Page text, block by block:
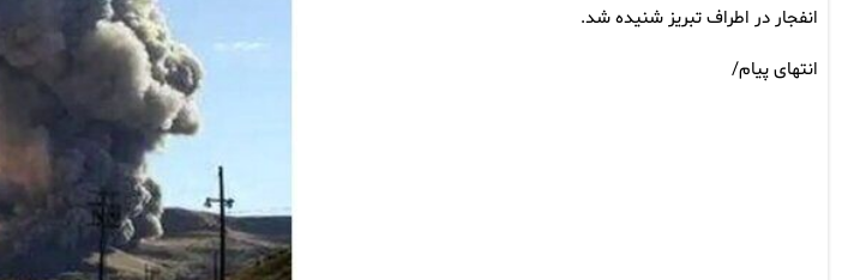
انفجار در اطراف تبریز شنیده شد.
انتهای پیام/